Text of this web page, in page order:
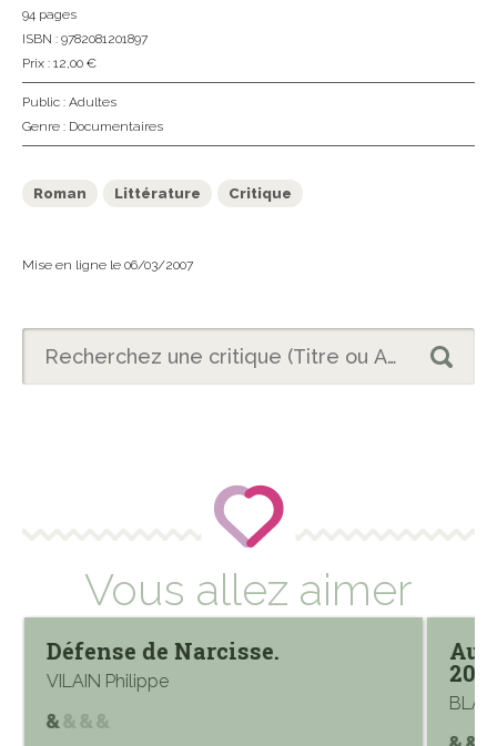
94 pages
ISBN : 9782081201897
Prix : 12,00 €
Public : Adultes
Genre : Documentaires
Roman Littérature Critique
Mise en ligne le 06/03/2007
Vous allez aimer
Défense de Narcisse.
VILAIN Philippe